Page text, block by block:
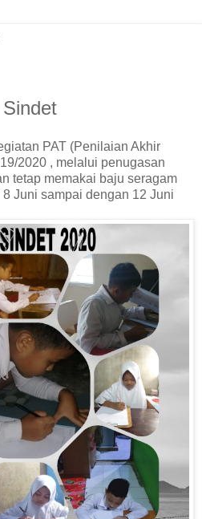
PAT (Penilaian Akhir
2020 , melalui penugasan
tetap memakai baju seragam
Juni sampai dengan 12 Juni